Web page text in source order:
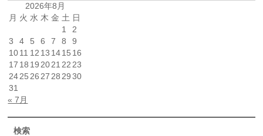
2026年8月
月 火 水 木 金 土 日
1
2
3
4 5 6 7 8
9
1011 12 13 1415 16
17 18 19 2021 22 23
2425 26 27 28 29 30
31
« 7月
検索